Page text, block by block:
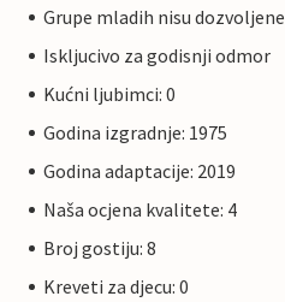
Grupe mladih nisu dozvoljene
Iskljucivo za godisnji odmor
Kućni ljubimci: 0
Godina izgradnje: 1975
Godina adaptacije: 2019
Naša ocjena kvalitete: 4
Broj gostiju: 8
Kreveti za djecu: 0